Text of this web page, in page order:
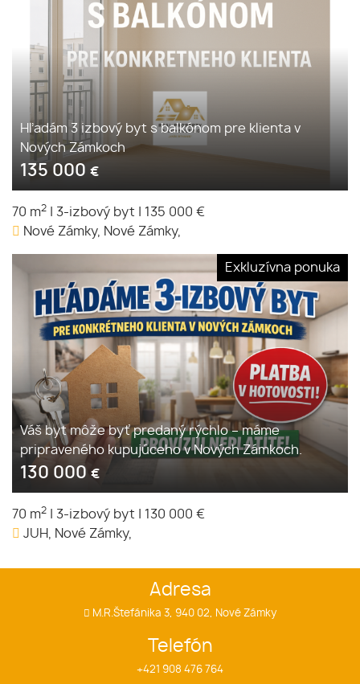
Hľadám 3 izbový byt s balkónom pre klienta v
Nových Zámkoch
135 000 €
70 m2 3-izbový byt
135 000 €
Nové Zámky, Nové Zámky,
Exkluzívna ponuka
Váš byt môže byť predaný rýchlo – máme
pripraveného kupujúceho v Nových Zámkoch.
130 000 €
70 m2 3-izbový byt
130 000 €
JUH, Nové Zámky,
Adresa
M.R.Štefánika 3, 940 02, Nové Zámky
Telefón
+421 908 476 764